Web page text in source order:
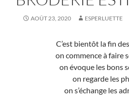
AOÛT 23, 2020 ESPERLUETTE
C’est bientôt la fin
on commence à faire
on évoque les bons
on regarde les
on s’échange les